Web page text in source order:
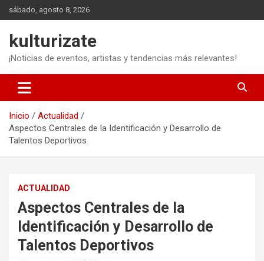
Saltar
al
sábado, agosto 8, 2026
kulturizate
¡Noticias de eventos, artistas y tendencias más relevantes!
Inicio
Actualidad
Aspectos Centrales de la Identificación y Desarrollo de
Talentos Deportivos
ACTUALIDAD
Aspectos Centrales de la
Identificación y Desarrollo de
Talentos Deportivos